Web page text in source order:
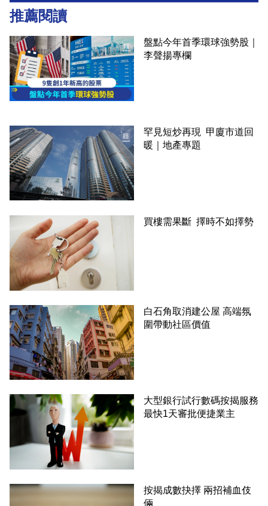
推薦閱讀
盤點今年首季環球強勢股｜
李聲揚專欄
罕見短炒再現 甲廈市道回
暖｜地產專題
買樓需果斷 擇時不如擇勢
白石角取消建公屋 高端氛
圍帶動社區價值
大型銀行試行數碼按揭服務
最快1天審批便捷業主
按揭成數抉擇 兩招補血伎
倆